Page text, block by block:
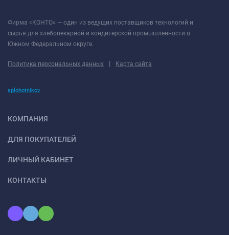
Фирма «КОНТО» — один из ведущих поставщиков технологий и
сырья для хлебопекарной и кондитерской промышленности в
Южном Федеральном округе.
Политика персональных данных | Карта сайта
splohotnikov
КОМПАНИЯ
ДЛЯ ПОКУПАТЕЛЕЙ
ЛИЧНЫЙ КАБИНЕТ
КОНТАКТЫ